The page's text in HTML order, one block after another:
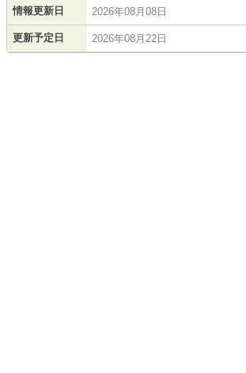
情報更新日 2026年08月08日
更新予定日 2026年08月22日